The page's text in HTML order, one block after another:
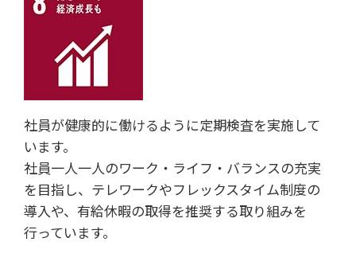
社員が健康的に働けるように定期検査を実施して
います。
社員一人一人のワーク・ライフ・バランスの充実
を目指し、テレワークやフレックスタイム制度の
導入や、有給休暇の取得を推奨する取り組みを
行っています。